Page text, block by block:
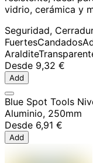
vidrio, cerámica y
Seguridad,
FuertesCandados
Araldite
Desde 9,32 €
Add
Blue Spot Tools
Aluminio, 250mm
Desde 6,91 €
Add